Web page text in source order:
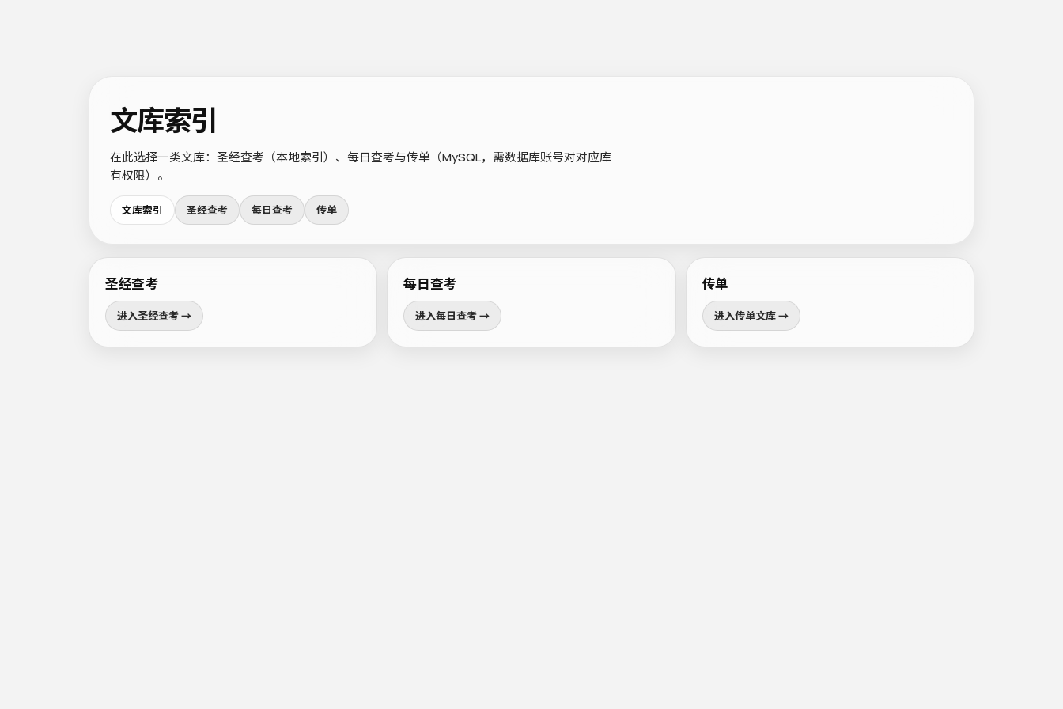
文库索引
在此选择一类文库：圣经查考（本地索引）、每日查考与传单（MySQL，需数据库账号对对应库
有权限）。
文库索引 圣经查考 每日查考 传单
圣经查考
进入圣经查考 →
每日查考
进入每日查考 →
传单
进入传单文库 →